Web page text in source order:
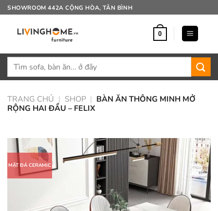
Bỏ
qua
SHOWROOM 442A CỘNG HÒA, TÂN BÌNH
0
Tìm
TRANG CHỦ | SHOP | BÀN ĂN THÔNG MINH MỞ
RỘNG HAI ĐẦU – FELIX
MẶT ĐÁ CERAMIC